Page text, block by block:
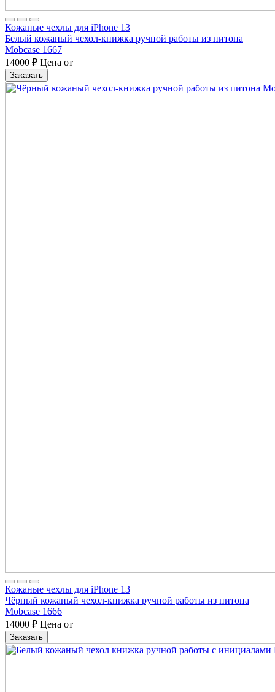
Кожаные чехлы для iPhone 13
Белый кожаный чехол-книжка ручной работы из питона
Mobcase 1667
14000 ₽ Цена от
Заказать
Кожаные чехлы для iPhone 13
Чёрный кожаный чехол-книжка ручной работы из питона
Mobcase 1666
14000 ₽ Цена от
Заказать